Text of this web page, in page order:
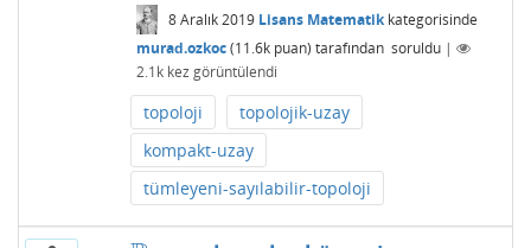
8 Aralık 2019 Lisans Matematikkategorisinde
murad.ozkoc (11.6kpuan) tarafından soruldu |
2.1kkez görüntülendi
topoloji
topolojik-uzay
kompakt-uzay
tümleyeni-sayılabilir-topoloji